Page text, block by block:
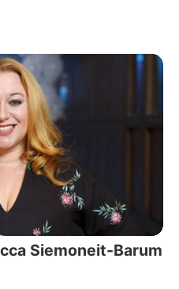
Siemoneit-Barum